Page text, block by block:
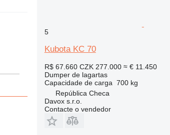
5
Kubota KC 70
R$ 67.660 CZK 277.000 ≈ € 11.450
Dumper de lagartas
Capacidade de carga 700 kg
República Checa
Davox s.r.o.
Contacte o vendedor